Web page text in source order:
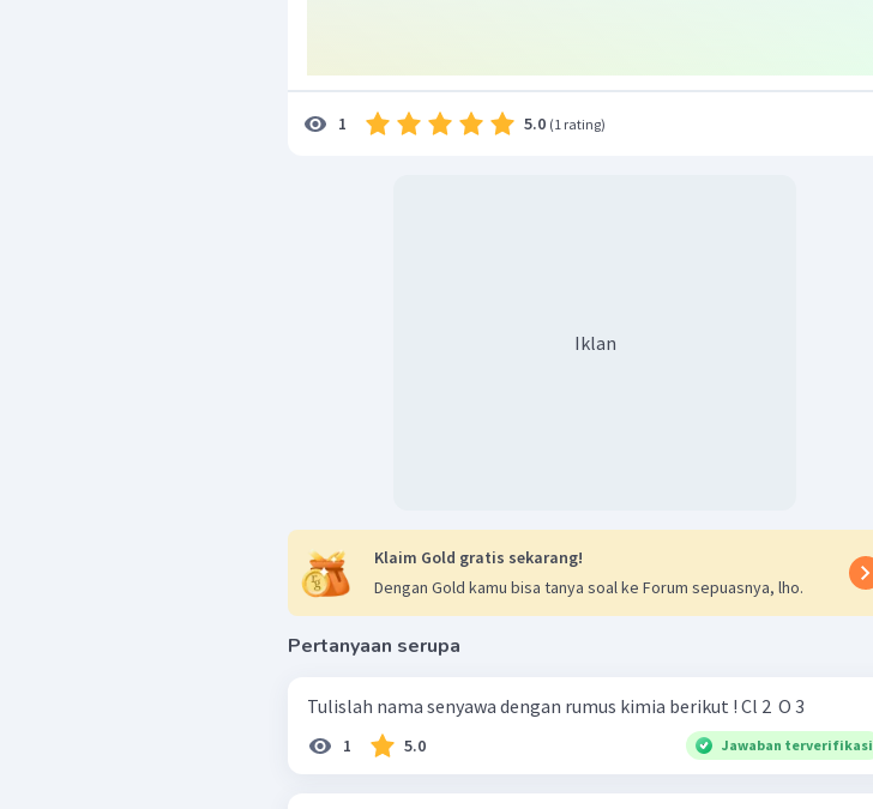
1 5.0 (1 rating)
Iklan
Klaim Gold gratis sekarang!
Dengan Gold kamu bisa tanya soal ke Forum sepuasnya, lho.
Pertanyaan serupa
Tulislah nama senyawa dengan rumus kimia berikut ! Cl 2 ​ O 3 ​
1 5.0 Jawaban terverifikasi